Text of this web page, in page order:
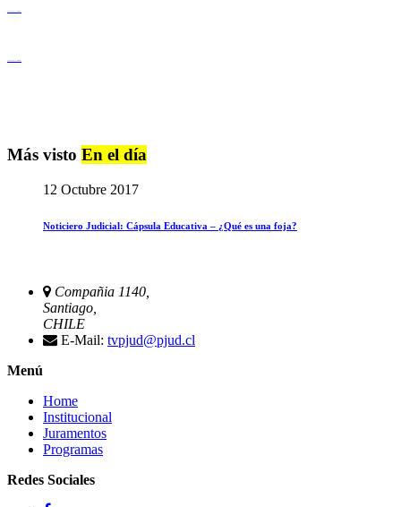
Más visto En el día
12 Octubre 2017
Noticiero Judicial: Cápsula Educativa – ¿Qué es una foja?
Compañia 1140,
Santiago,
CHILE
E-Mail: tvpjud@pjud.cl
Menú
Home
Institucional
Juramentos
Programas
Redes Sociales